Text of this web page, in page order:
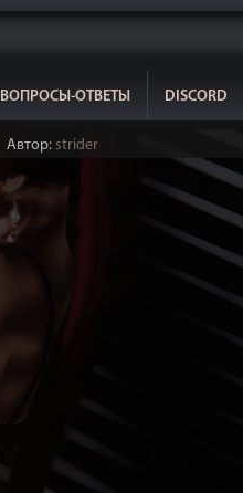
ВОПРОСЫ-ОТВЕТЫ DISCORD
Автор: strider